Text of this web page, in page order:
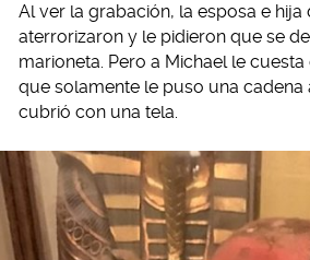
Al ver la grabación, la esposa e hija
aterrorizaron y le pidieron que se
marioneta. Pero a Michael le cuesta
que solamente le puso una cadena
cubrió con una tela.